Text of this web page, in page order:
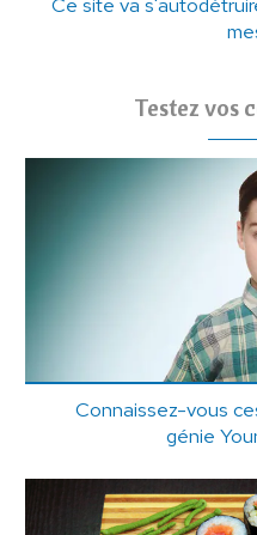
Testez vos
Connaissez-vous
génie